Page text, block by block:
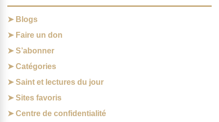
Blogs
Faire un don
S’abonner
Catégories
Saint et lectures du jour
Sites favoris
Centre de confidentialité